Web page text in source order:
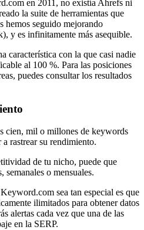
en 2011, no existía Ahrefs ni
la suite de herramientas que
hemos seguido mejorando
y es infinitamente más asequible.
característica con la que casi nadie
al 100 %. Para las posiciones
puedes consultar los resultados
cien, mil o millones de keywords
rastrear su rendimiento.
de tu nicho, puede que
semanales o mensuales.
sea tan especial es que
ilimitados para obtener datos
alertas cada vez que una de las
en la SERP.